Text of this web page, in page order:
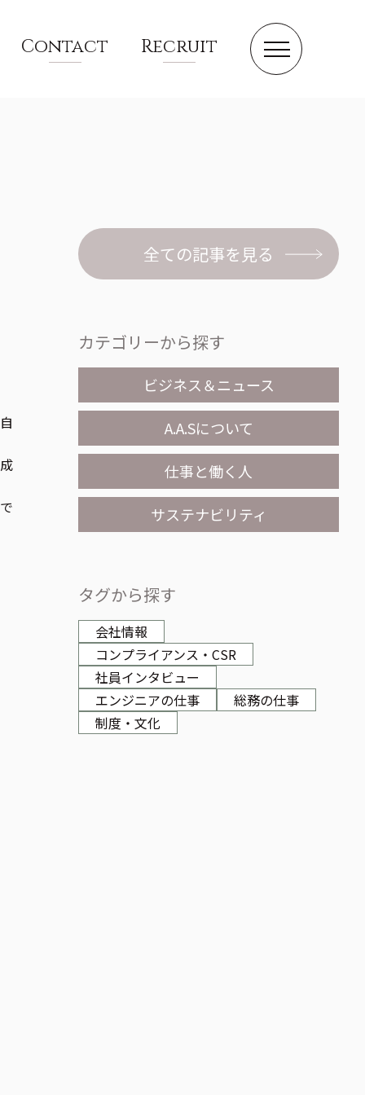
Contact Recruit
総務の仕事 制度・文化
採用情報
全ての記事を見る
カテゴリーから探す
ビジネス＆ニュース
A.A.Sについて
仕事と働く人
サステナビリティ
タグから探す
会社情報
コンプライアンス・CSR
社員インタビュー
エンジニアの仕事
総務の仕事
制度・文化